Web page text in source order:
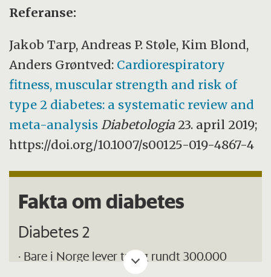
Referanse:
Jakob Tarp, Andreas P. Støle, Kim Blond,
Anders Grøntved: Cardiorespiratory
fitness, muscular strength and risk of
type 2 diabetes: a systematic review and
meta-analysis Diabetologia 23. april 2019;
https://doi.org/10.1007/s00125-019-4867-4
Fakta om diabetes
Diabetes 2
· Bare i Norge lever trolig rundt 300.000